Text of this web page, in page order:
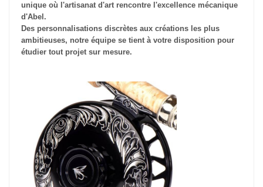
unique où l'artisanat d'art rencontre l'excellence mécanique
d'Abel.
Des personnalisations discrètes aux créations les plus
ambitieuses, notre équipe se tient à votre disposition pour
étudier tout projet sur mesure.